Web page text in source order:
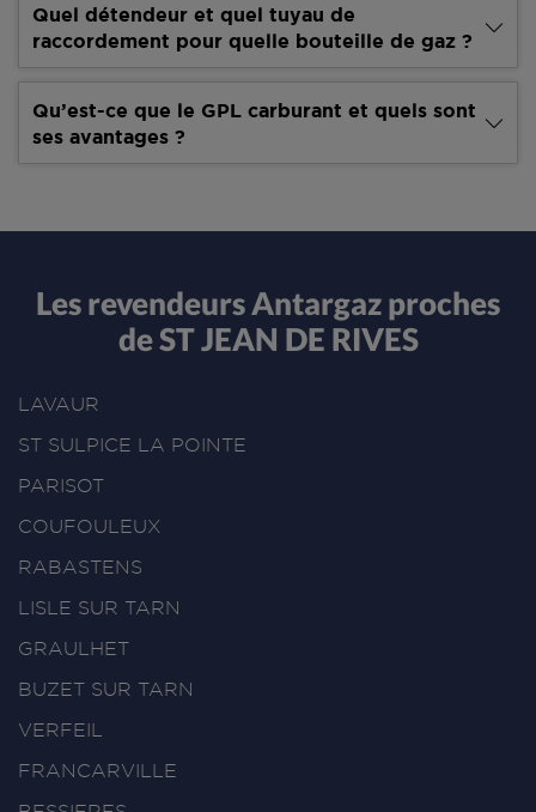
Quel détendeur et quel tuyau de
raccordement pour quelle bouteille de gaz ?
Qu’est-ce que le GPL carburant et quels sont
ses avantages ?
Les revendeurs Antargaz proches
de ST JEAN DE RIVES
LAVAUR
ST SULPICE LA POINTE
PARISOT
COUFOULEUX
RABASTENS
LISLE SUR TARN
GRAULHET
BUZET SUR TARN
VERFEIL
FRANCARVILLE